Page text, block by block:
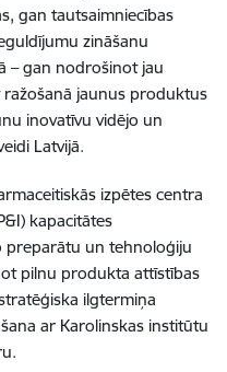
gan tautsaimniecības
zināšanu
– gan nodrošinot jau
ražošanā jaunus produktus
inovatīvu vidējo un
Latvijā.
izpētes centra
kapacitātes
preparātu un tehnoloģiju
pilnu produkta attīstības
ilgtermiņa
ar Karolinskas institūtu